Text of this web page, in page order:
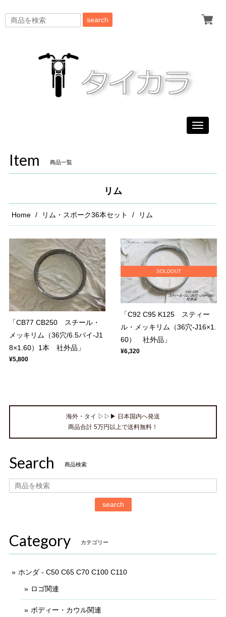
search
Toggle
Item 商品一覧
リム
Home リム・スポーク36本セット リム
「CB77 CB250 スチール・
メッキリム（36穴/6.5パイ-J1
8×1.60）1本 社外品」
¥5,800
SOLDOUT
「C92 C95 K125 スティー
ル・メッキリム（36穴-J16×1.
60） 社外品」
¥6,320
海外・タイ ▷▷▶ 日本国内へ発送
商品合計 5万円以上で送料無料！
Search 商品検索
search
Category カテゴリー
ホンダ - C50 C65 C70 C100 C110
ロゴ関連
ボディー・カウル関連